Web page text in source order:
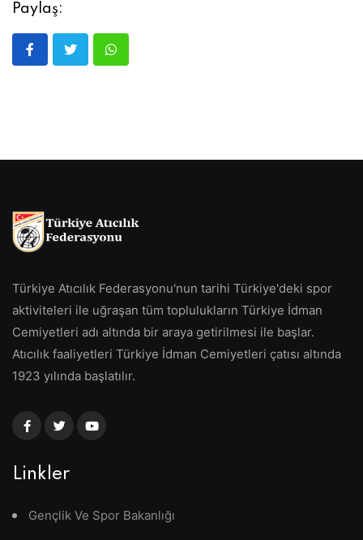
Paylaş:
Türkiye Atıcılık Federasyonu'nun tarihi Türkiye'deki spor
aktiviteleri ile uğraşan tüm toplulukların Türkiye İdman
Cemiyetleri adı altında bir araya getirilmesi ile başlar.
Atıcılık faaliyetleri Türkiye İdman Cemiyetleri çatısı altında
1923 yılında başlatılır.
Linkler
Gençlik Ve Spor Bakanlığı